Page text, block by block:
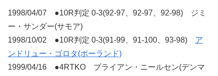
1998/04/07 ●10R判定 0-3(92-97、92-97、92-98) ジミ
ー・サンダー(サモア)
1998/10/02 ●10R判定 0-3(91-99、91-100、93-98) ア
ンドリュー・ゴロタ(ポーランド)
1999/04/16 ●4RTKO ブライアン・ニールセン(デンマ